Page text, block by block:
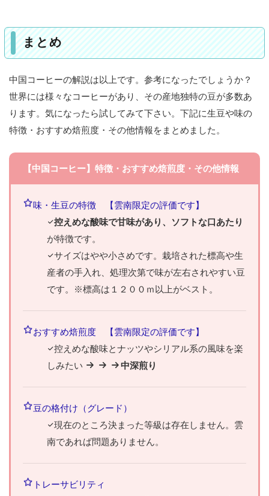
まとめ
中国コーヒーの解説は以上です。参考になったでしょうか？
世界には様々なコーヒーがあり、その産地独特の豆が多数あ
ります。気になったら試してみて下さい。下記に生豆や味の
特徴・おすすめ焙煎度・その他情報をまとめました。
【中国コーヒー】特徴・おすすめ焙煎度・その他情報
味・生豆の特徴 【雲南限定の評価です】
控えめな酸味で甘味があり、ソフトな口あたり
が特徴です。
サイズはやや小さめです。栽培された標高や生
産者の手入れ、処理次第で味が左右されやすい豆
です。※標高は１２００ｍ以上がベスト。
おすすめ焙煎度 【雲南限定の評価です】
控えめな酸味とナッツやシリアル系の風味を楽
しみたい
中深煎り
豆の格付け（グレード）
現在のところ決まった等級は存在しません。雲
南であれば問題ありません。
トレーサビリティ